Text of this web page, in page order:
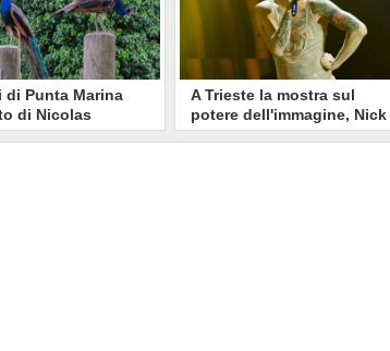
di Punta Marina
di Nicolas
"La convivenza è
A Trieste la mostra sul
potere dell'immagine, Nick
Cerioni: "Un look funziona